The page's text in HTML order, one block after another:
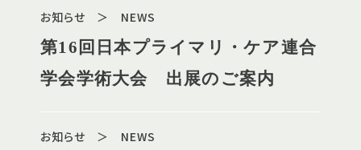
お知らせ ＞ NEWS
第16回日本プライマリ・ケア連合
学会学術大会 出展のご案内
お知らせ ＞ NEWS